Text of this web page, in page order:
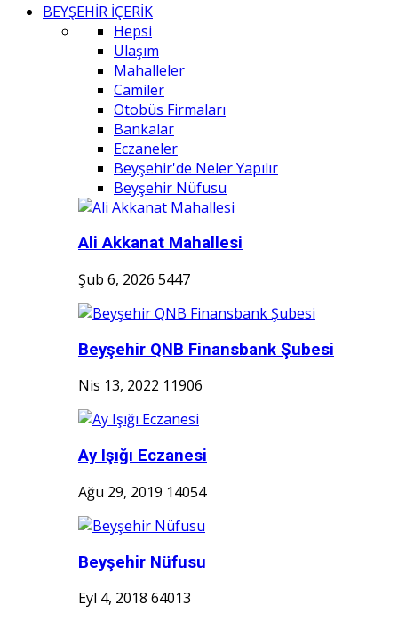
BEYŞEHİR İÇERİK
Hepsi
Ulaşım
Mahalleler
Camiler
Otobüs Firmaları
Bankalar
Eczaneler
Beyşehir'de Neler Yapılır
Beyşehir Nüfusu
Ali Akkanat Mahallesi
Şub 6, 2026 5447
Beyşehir QNB Finansbank Şubesi
Nis 13, 2022 11906
Ay Işığı Eczanesi
Ağu 29, 2019 14054
Beyşehir Nüfusu
Eyl 4, 2018 64013